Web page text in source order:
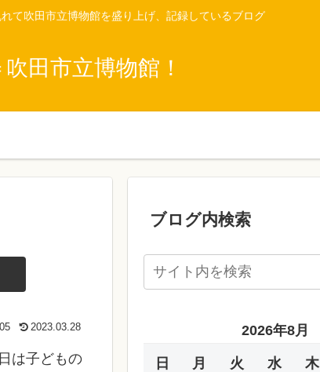
て吹田市立博物館を盛り上げ、記録しているブログ
田市立博物館！
2023.03.28
は子どもの
ブログ内検索
2026年8月
日 月 火 水 木